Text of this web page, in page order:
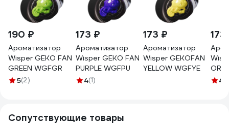
190 ₽
Ароматизатор
Wisper GEKO FAN
GREEN WGFGR
5(2)
173 ₽
Ароматизатор
Wisper GEKO FAN
PURPLE WGFPU
4(1)
173 ₽
Ароматизатор
Wisper GEKOFAN
YELLOW WGFYE
173
4.3
Сопутствующие товары